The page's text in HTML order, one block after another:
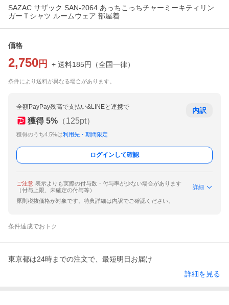
SAZAC サザック SAN-2064 あっちこっちチャーミーキティリン
ガーＴシャツ ルームウェア 部屋着
価格
2,750 円 + 送料185円 （全国一律）
条件により送料が異なる場合があります。
全額PayPay残高で支払い&LINEと連携で
獲得 5% （125pt）
獲得のうち4.5%は利用先・期間限定
内訳
ログインして確認
ご注意 表示よりも実際の付与数・付与率が少ない場合があります
（付与上限、未確定の付与等）
詳細
原則税抜価格が対象です。特典詳細は内訳でご確認ください。
条件達成でおトク
東京都は24時までの注文で、最短明日お届け
詳細を見る